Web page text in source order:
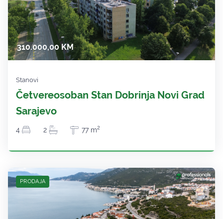
310.000,00 KM
Stanovi
Četvereosoban Stan Dobrinja Novi Grad
Sarajevo
4 2 77 m2
PRODAJA